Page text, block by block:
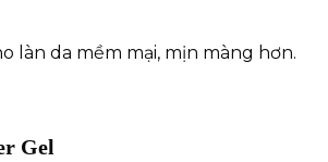
làn da mềm mại, mịn màng hơn.
Gel